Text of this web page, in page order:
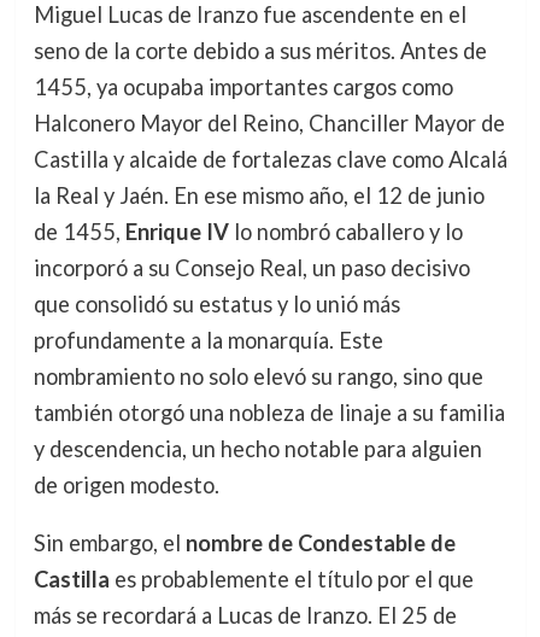
Miguel Lucas de Iranzo fue ascendente en el
seno de la corte debido a sus méritos. Antes de
1455, ya ocupaba importantes cargos como
Halconero Mayor del Reino, Chanciller Mayor de
Castilla y alcaide de fortalezas clave como Alcalá
la Real y Jaén. En ese mismo año, el 12 de junio
de 1455, Enrique IVlo nombró caballero y lo
incorporó a su Consejo Real, un paso decisivo
que consolidó su estatus y lo unió más
profundamente a la monarquía. Este
nombramiento no solo elevó su rango, sino que
también otorgó una nobleza de linaje a su familia
y descendencia, un hecho notable para alguien
de origen modesto.
Sin embargo, el nombre de Condestable de
Castilla es probablemente el título por el que
más se recordará a Lucas de Iranzo. El 25 de